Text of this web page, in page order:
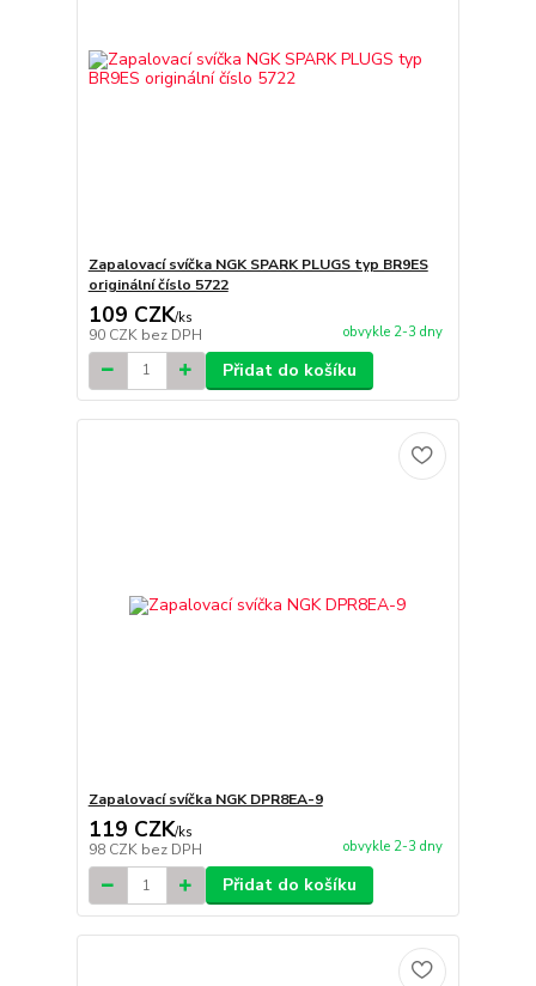
Zapalovací svíčka NGK SPARK PLUGS typ BR9ES
originální číslo 5722
109 CZK/ks
90 CZK bez DPH obvykle 2-3 dny
Přidat do košíku
Zapalovací svíčka NGK DPR8EA-9
119 CZK/ks
98 CZK bez DPH obvykle 2-3 dny
Přidat do košíku